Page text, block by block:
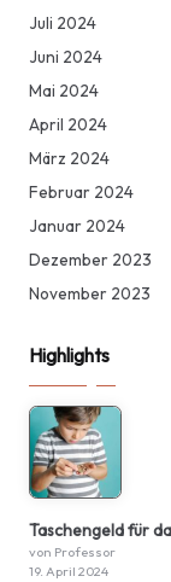
Juli 2024
Juni 2024
Mai 2024
April 2024
März 2024
Februar 2024
Januar 2024
Dezember 2023
November 2023
Highlights
Taschengeld für
von Professor
19. April 2024